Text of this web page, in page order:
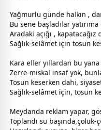
Yağmurlu günde halkın ,
Bu sene başladılar
Aradaki açığı , kapatacağız
Sağlık-selâmet için tosun
Kara eller yıllardan bu yana
Zerre-miskal insaf yok,
Tosun keserken dahi,
Sağlık-selâmet için, tosun
Meydanda reklam yapar,
Toplandı su başında,çoluk-